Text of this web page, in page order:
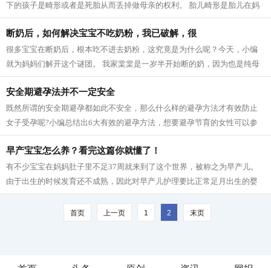
下的孩子是畸形或者是死胎从而丢掉做母亲的权利。 胎儿畸形是胎儿在妈
妈肚子里发育紊乱引起的各种异常，产...
断奶后，如何解决宝宝不吃奶粉，我已破解，很
很多宝宝在断奶后，根本吃不进去奶粉，这究竟是为什么呢？今天，小编
就为妈妈们解开这个谜团。 我家棠棠是一岁半开始断的奶，因为也是纯母
乳，所以断奶后就是吃饭，奶粉不喝。...
安全期避孕法并不一定安全
既然所谓的安全期避孕都如此不安全，那么什么样的避孕方法才有效防止
女子受孕呢?小编总结出6大有效的避孕方法，想要避孕节育的女性可以参
考参考! 1 外用避孕药 外用避孕药片是一...
早产宝宝怎么养？看完这篇你就懂了！
有不少宝宝在妈妈肚子里不足37周就来到了这个世界，被称之为早产儿。
由于出生的时候发育还不成熟，因此对早产儿护理要比正常足月出生的婴
儿要小心得多。对于早产的小宝宝们，...
首页 上一页 1 2 末页